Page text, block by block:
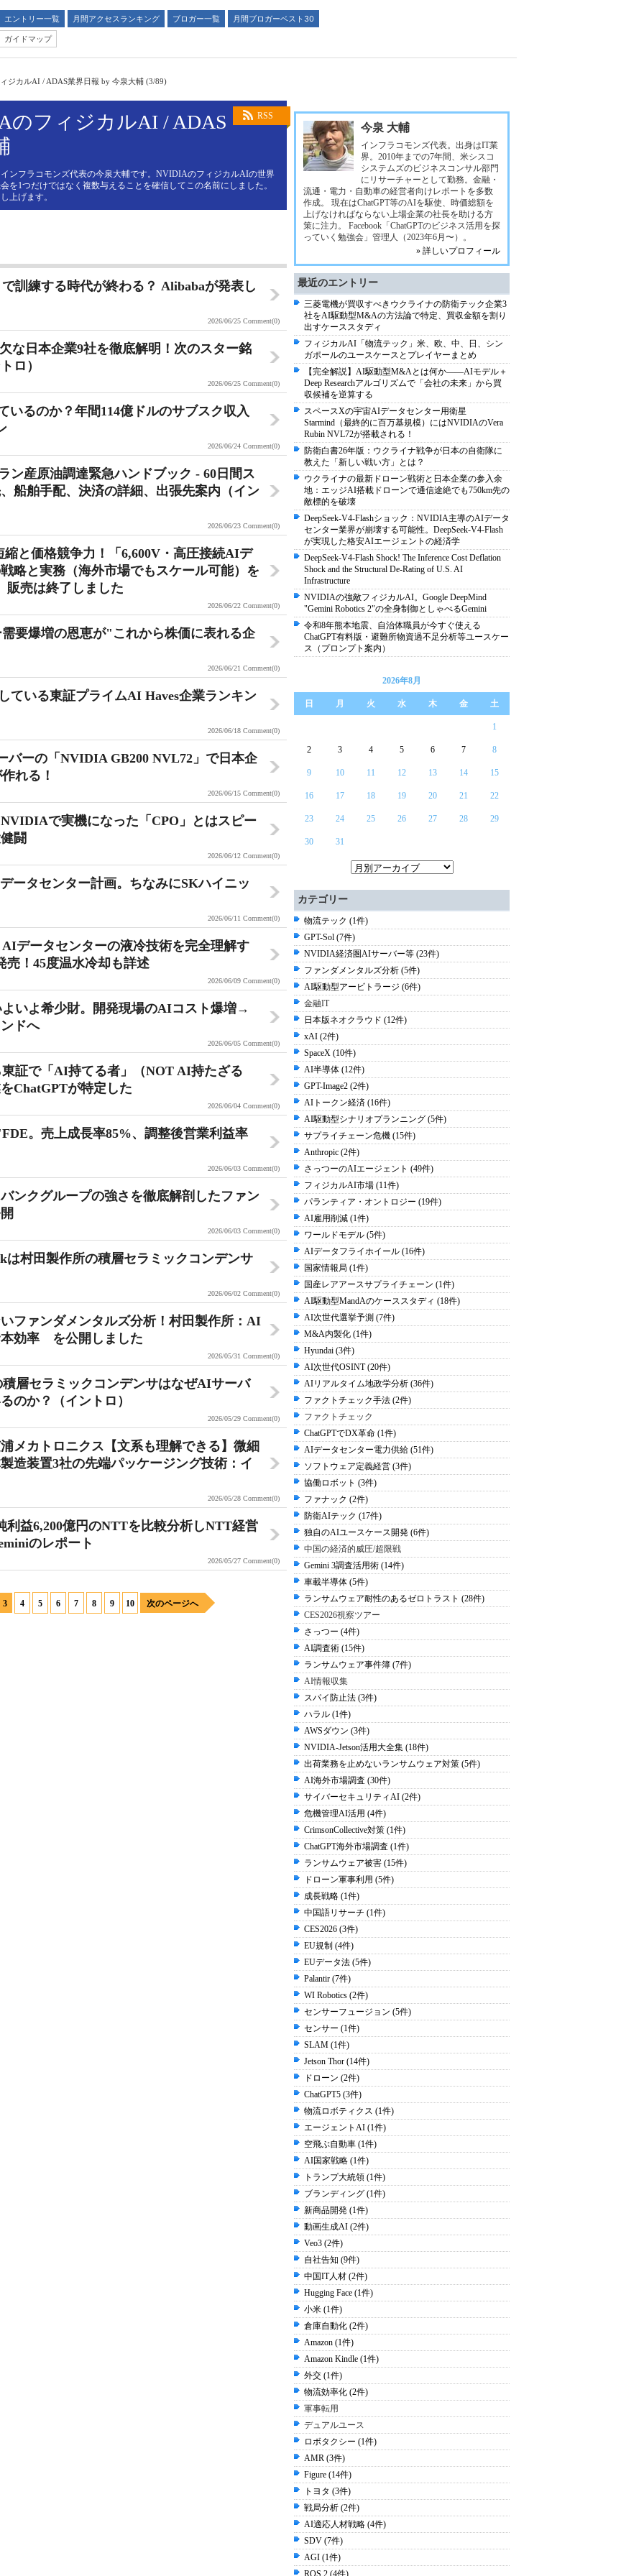
エントリー一覧 月間アクセスランキング ブロガー一覧
月間ブロガーベスト30
ガイドマップ
ジカルAI / ADAS業界日報 by 今泉大輔 (3/89)
RSS
のフィジカルAI / ADAS
ンフラコモンズ代表の今泉大輔です。NVIDIAのフィジカルAIの世界
を1つだけではなく複数与えることを確信してこの名前にしました。
上げます。
訓練する時代が終わる？ Alibabaが発表し
2026/06/25 Comment(0)
な日本企業9社を徹底解明！次のスター銘
ロ）
2026/06/25 Comment(0)
いるのか？年間114億ドルのサブスク収入
2026/06/24 Comment(0)
ン産原油調達緊急ハンドブック - 60日間ス
船舶手配、決済の詳細、出張先案内（イン
2026/06/23 Comment(0)
と価格競争力！「6,600V・高圧接続AIデ
略と実務（海外市場でもスケール可能）を
販売は終了しました
2026/06/22 Comment(0)
要爆増の恩恵が"これから株価に表れる企
2026/06/21 Comment(0)
いる東証プライムAI Haves企業ランキン
2026/06/18 Comment(0)
バーの「NVIDIA GB200 NVL72」で日本企
れる！
2026/06/15 Comment(0)
で実機になった「CPO」とはスピー
闘
2026/06/12 Comment(0)
ータセンター計画。ちなみにSKハイニッ
2026/06/11 Comment(0)
データセンターの液冷技術を完全理解す
売！45度温水冷却も詳述
2026/06/09 Comment(0)
いよ希少財。開発現場のAIコスト爆増→
ドへ
2026/06/05 Comment(0)
証で「AI持てる者」（NOT AI持たざる
ChatGPTが特定した
2026/06/04 Comment(0)
。売上成長率85%、調整後営業利益率
2026/06/03 Comment(0)
ンクグループの強さを徹底解剖したファン
2026/06/03 Comment(0)
村田製作所の積層セラミックコンデンサ
2026/06/02 Comment(0)
ファンダメンタルズ分析！村田製作所：AI
本効率 を公開しました
2026/05/31 Comment(0)
層セラミックコンデンサはなぜAIサーバ
のか？（イントロ）
2026/05/29 Comment(0)
メカトロニクス【文系も理解できる】微細
造装置3社の先端パッケージング技術：イ
2026/05/28 Comment(0)
利益6,200億円のNTTを比較分析しNTT経営
のレポート
2026/05/27 Comment(0)
3 4 5 6 7 8 9 10 次のページへ
今泉 大輔
インフラコモンズ代表。出身はIT業
界。2010年までの7年間、米シスコ
システムズのビジネスコンサル部門
にリサーチャーとして勤務。金融・
流通・電力・自動車の経営者向けレポートを多数
作成。 現在はChatGPT等のAIを駆使、時価総額を
上げなければならない上場企業の社長を助ける方
策に注力。 Facebook「ChatGPTのビジネス活用を探
っていく勉強会」管理人（2023年6月〜）。
» 詳しいプロフィール
最近のエントリー
三菱電機が買収すべきウクライナの防衛テック企業3
社をAI駆動型M&Aの方法論で特定、買収金額を割り
出すケーススタディ
フィジカルAI「物流テック」米、欧、中、日、シン
ガポールのユースケースとプレイヤーまとめ
【完全解説】AI駆動型M&Aとは何か――AIモデル＋
Deep Researchアルゴリズムで「会社の未来」から買
収候補を逆算する
スペースXの宇宙AIデータセンター用衛星
Starmind（最終的に百万基規模）にはNVIDIAのVera
Rubin NVL72が搭載される！
防衛白書26年版：ウクライナ戦争が日本の自衛隊に
教えた「新しい戦い方」とは？
ウクライナの最新ドローン戦術と日本企業の参入余
地：エッジAI搭載ドローンで通信途絶でも750km先の
敵標的を破壊
DeepSeek-V4-Flashショック：NVIDIA主導のAIデータ
センター業界が崩壊する可能性。DeepSeek-V4-Flash
が実現した格安AIエージェントの経済学
DeepSeek-V4-Flash Shock! The Inference Cost Deflation
Shock and the Structural De-Rating of U.S. AI
Infrastructure
NVIDIAの強敵フィジカルAI。Google DeepMind
"Gemini Robotics 2"の全身制御としゃべるGemini
令和8年熊本地震、自治体職員が今すぐ使える
ChatGPT有料版・避難所物資過不足分析等ユースケー
ス（プロンプト案内）
2026年8月
日 月 火 水 木 金 土
1
2 3 4 5 6 7 8
9 10 11 12 13 14 15
16 17 18 19 20 21 22
23 24 25 26 27 28 29
30 31
カテゴリー
物流テック (1件)
GPT-Sol (7件)
NVIDIA経済圏AIサーバー等 (23件)
ファンダメンタルズ分析 (5件)
AI駆動型アービトラージ (6件)
金融IT
日本版ネオクラウド (12件)
xAI (2件)
SpaceX (10件)
AI半導体 (12件)
GPT-Image2 (2件)
AIトークン経済 (16件)
AI駆動型シナリオプランニング (5件)
サプライチェーン危機 (15件)
Anthropic (2件)
さっつーのAIエージェント (49件)
フィジカルAI市場 (11件)
パランティア・オントロジー (19件)
AI雇用削減 (1件)
ワールドモデル (5件)
AIデータフライホイール (16件)
国家情報局 (1件)
国産レアアースサプライチェーン (1件)
AI駆動型MandAのケーススタディ (18件)
AI次世代選挙予測 (7件)
M&A内製化 (1件)
Hyundai (3件)
AI次世代OSINT (20件)
AIリアルタイム地政学分析 (36件)
ファクトチェック手法 (2件)
ファクトチェック
ChatGPTでDX革命 (1件)
AIデータセンター電力供給 (51件)
ソフトウェア定義経営 (3件)
協働ロボット (3件)
ファナック (2件)
防衛AIテック (17件)
独自のAIユースケース開発 (6件)
中国の経済的威圧/超限戦
Gemini 3調査活用術 (14件)
車載半導体 (5件)
ランサムウェア耐性のあるゼロトラスト (28件)
CES2026視察ツアー
さっつー (4件)
AI調査術 (15件)
ランサムウェア事件簿 (7件)
AI情報収集
スパイ防止法 (3件)
ハラル (1件)
AWSダウン (3件)
NVIDIA-Jetson活用大全集 (18件)
出荷業務を止めないランサムウェア対策 (5件)
AI海外市場調査 (30件)
サイバーセキュリティAI (2件)
危機管理AI活用 (4件)
CrimsonCollective対策 (1件)
ChatGPT海外市場調査 (1件)
ランサムウェア被害 (15件)
ドローン軍事利用 (5件)
成長戦略 (1件)
中国語リサーチ (1件)
CES2026 (3件)
EU規制 (4件)
EUデータ法 (5件)
Palantir (7件)
WI Robotics (2件)
センサーフュージョン (5件)
センサー (1件)
SLAM (1件)
Jetson Thor (14件)
ドローン (2件)
ChatGPT5 (3件)
物流ロボティクス (1件)
エージェントAI (1件)
空飛ぶ自動車 (1件)
AI国家戦略 (1件)
トランプ大統領 (1件)
ブランディング (1件)
新商品開発 (1件)
動画生成AI (2件)
Veo3 (2件)
自社告知 (9件)
中国IT人材 (2件)
Hugging Face (1件)
小米 (1件)
倉庫自動化 (2件)
Amazon (1件)
Amazon Kindle (1件)
外交 (1件)
物流効率化 (2件)
軍事転用
デュアルユース
ロボタクシー (1件)
AMR (3件)
Figure (14件)
トヨタ (3件)
戦局分析 (2件)
AI適応人材戦略 (4件)
SDV (7件)
AGI (1件)
ROS 2 (4件)